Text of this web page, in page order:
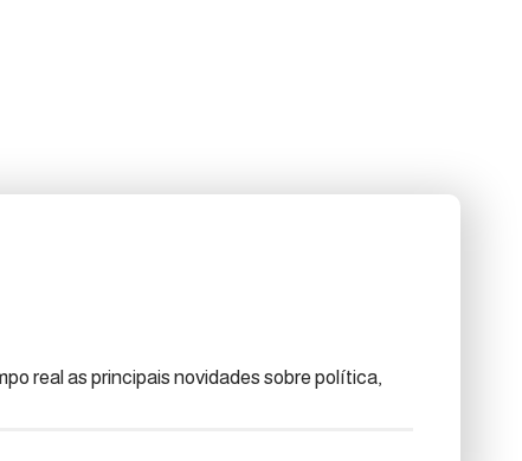
real as principais novidades sobre política,